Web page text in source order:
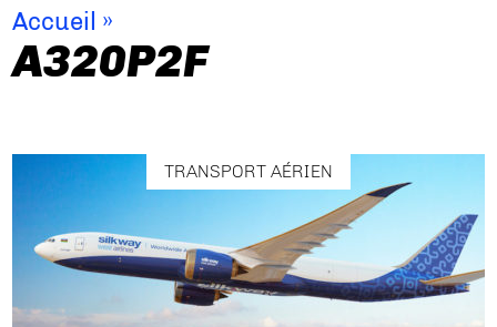
Accueil »
A320P2F
TRANSPORT AÉRIEN